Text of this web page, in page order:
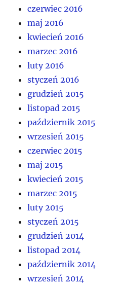
czerwiec 2016
maj 2016
kwiecień 2016
marzec 2016
luty 2016
styczeń 2016
grudzień 2015
listopad 2015
październik 2015
wrzesień 2015
czerwiec 2015
maj 2015
kwiecień 2015
marzec 2015
luty 2015
styczeń 2015
grudzień 2014
listopad 2014
październik 2014
wrzesień 2014